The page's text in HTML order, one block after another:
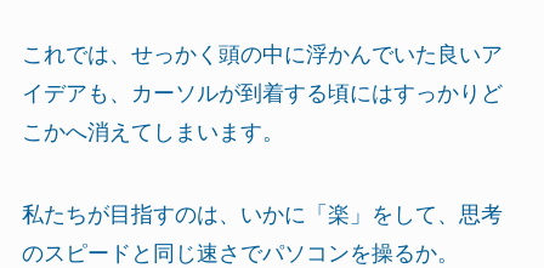
これでは、せっかく頭の中に浮かんでいた良いア
イデアも、カーソルが到着する頃にはすっかりど
こかへ消えてしまいます。
私たちが目指すのは、いかに「楽」をして、思考
のスピードと同じ速さでパソコンを操るか。